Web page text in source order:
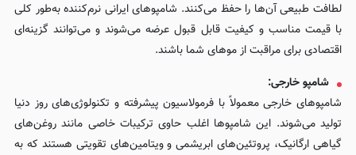
لطافت طبیعی آن‌ها را حفظ می‌کنند. شامپوهای ایرانی نرم‌کننده به‌طور کلی
با قیمت مناسب و کیفیت قابل قبول عرضه می‌شوند و می‌توانند گزینه‌ای
اقتصادی برای مراقبت از موهای شما باشند.
شامپو خارجی:
شامپوهای خارجی معمولاً با فرمولاسیون پیشرفته و تکنولوژی‌های روز دنیا
تولید می‌شوند. این شامپوها اغلب حاوی ترکیبات خاصی مانند روغن‌های
گیاهی ارگانیک، پروتئین‌های ابریشمی و ویتامین‌های تقویتی هستند که به